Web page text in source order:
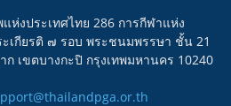
ห่งประเทศไทย 286 การกีฬาแห่ง
เกียรติ ๗ รอบ พระชนมพรรษา ชั้น 21
เขตบางกะปิ กรุงเทพมหานคร 10240